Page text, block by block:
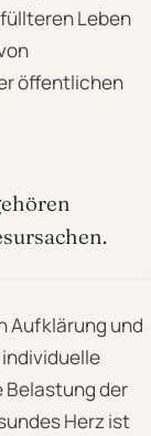
Leben
öffentlichen
Aufklärung und
Belastung der
Herz ist